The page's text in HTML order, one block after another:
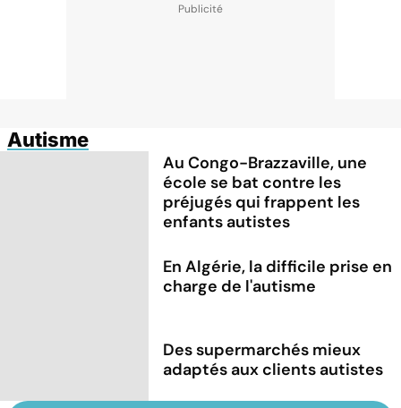
Autisme
Au Congo-Brazzaville, une
école se bat contre les
préjugés qui frappent les
enfants autistes
En Algérie, la difficile prise en
charge de l'autisme
Des supermarchés mieux
adaptés aux clients autistes